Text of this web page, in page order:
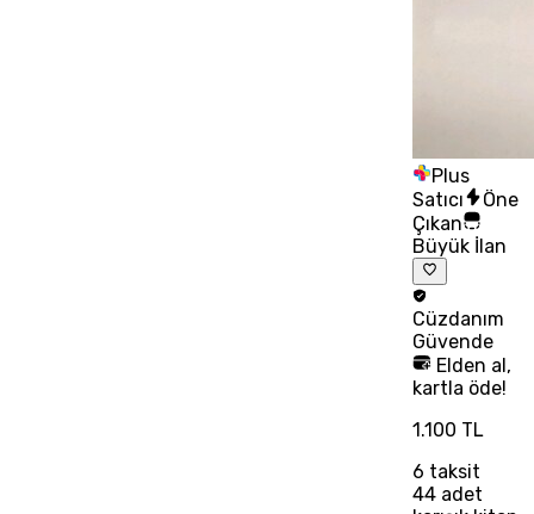
Plus
Satıcı
Öne
Çıkan
Büyük İlan
Cüzdanım
Güvende
Elden al,
kartla öde!
1.100 TL
6 taksit
44 adet